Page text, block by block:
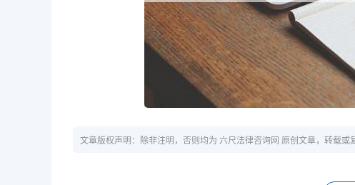
文章版权声明：除非注明，否则均为 六尺法律咨询网 原创文章，转载或